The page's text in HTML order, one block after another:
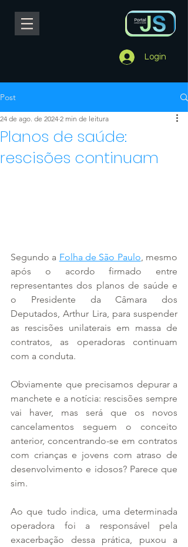
Login
Post
Planos de saúde:
rescisões continuam
24 de ago. de 2024 2 min de leitura
Segundo a Folha de São Paulo, mesmo
após o acordo firmado entre
representantes dos planos de saúde e
o Presidente da Câmara dos
Deputados, Arthur Lira, para suspender
as rescisões unilaterais em massa de
contratos, as operadoras continuam
com a conduta.
Obviamente que precisamos depurar a
manchete e a notícia: rescisões sempre
vai haver, mas será que os novos
cancelamentos seguem o conceito
anterior, concentrando-se em contratos
com crianças e jovens com atraso de
desenvolvimento e idosos? Parece que
sim.
Ao que tudo indica, uma determinada
operadora foi a responsável pela
exacerbação dessa prática, puxou a